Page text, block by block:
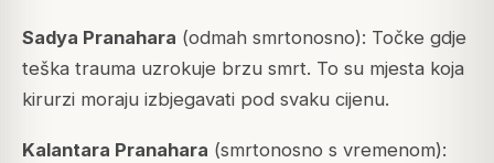
Sadya Pranahara (odmah smrtonosno): Točke gdje
teška trauma uzrokuje brzu smrt. To su mjesta koja
kirurzi moraju izbjegavati pod svaku cijenu.
Kalantara Pranahara (smrtonosno s vremenom):